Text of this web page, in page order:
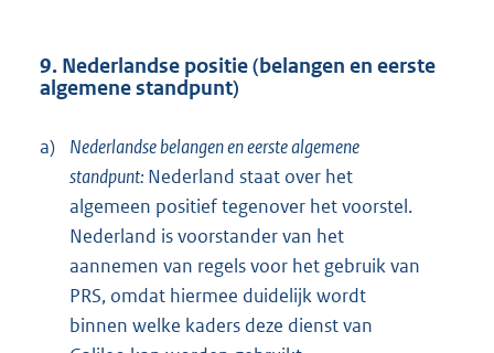
9. Nederlandse positie (belangen en eerste
algemene standpunt)
a)
Nederlandse belangen en eerste algemene
standpunt: Nederland staat over het
algemeen positief tegenover het voorstel.
Nederland is voorstander van het
aannemen van regels voor het gebruik van
PRS, omdat hiermee duidelijk wordt
binnen welke kaders deze dienst van